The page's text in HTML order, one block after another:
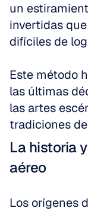
un
invertidas
difíciles de
Este método
las últimas
las artes
tradiciones
La historia
aéreo
Los orígenes